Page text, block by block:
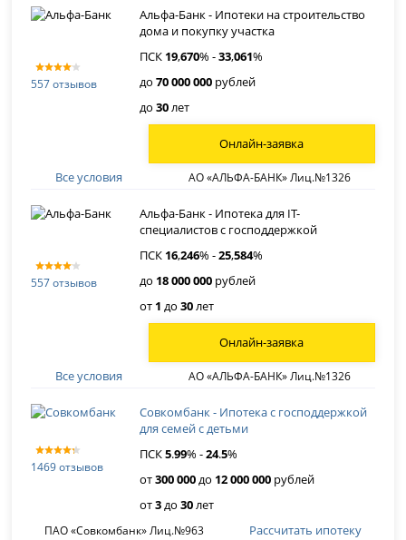
557 отзывов
Альфа-Банк - Ипотеки на строительство
дома и покупку участка
ПСК 19,670% -33,061%
до70 000 000 рублей
до30лет
Все условия АО «АЛЬФА-БАНК» Лиц.№1326
Онлайн-заявка
557 отзывов
Альфа-Банк - Ипотека для IT-
специалистов с господдержкой
ПСК 16,246% -25,584%
до 18 000 000 рублей
от 1 до30лет
Все условия АО «АЛЬФА-БАНК» Лиц.№1326
Онлайн-заявка
1469 отзывов
Совкомбанк - Ипотека с господдержкой
для семей с детьми
ПСК5.99% -24.5%
от300 000до 12 000 000 рублей
от3до30лет
ПАО «Совкомбанк» Лиц.№963 Рассчитать ипотеку